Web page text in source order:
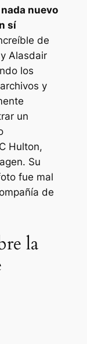
nuevo
sí
de
Alasdair
los
y
un
Hulton,
Su
fue mal
de
la